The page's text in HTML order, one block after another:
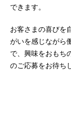
できます。
お客さまの喜びを
がいを感じながら
で、興味をおもち
のご応募をお待ち